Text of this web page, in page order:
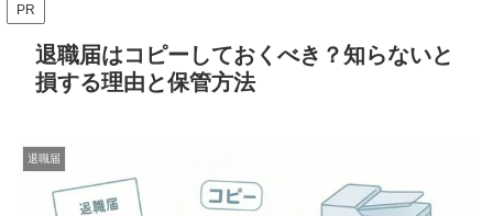
PR
退職届はコピーしておくべき？知らないと
損する理由と保管方法
退職届